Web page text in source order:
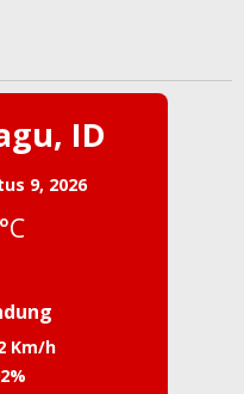
ID
9, 2026
°C
Km/h